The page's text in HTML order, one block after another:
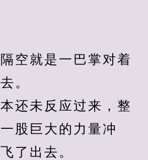
就是一巴掌对着
。
未反应过来，整
股巨大的力量冲
了出去。